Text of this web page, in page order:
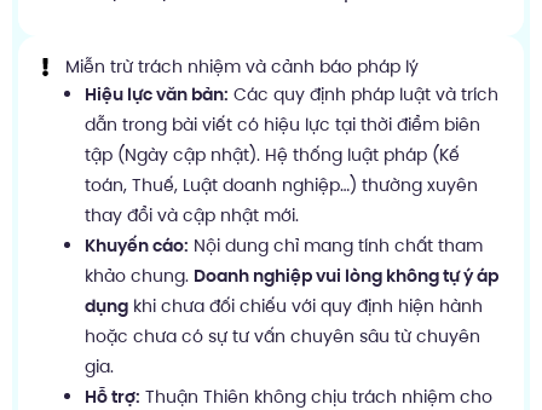
Miễn trừ trách nhiệm và cảnh báo pháp lý
Hiệu lực văn bản: Các quy định pháp luật và trích
dẫn trong bài viết có hiệu lực tại thời điểm biên
tập (Ngày cập nhật). Hệ thống luật pháp (Kế
toán, Thuế, Luật doanh nghiệp…) thường xuyên
thay đổi và cập nhật mới.
Khuyến cáo: Nội dung chỉ mang tính chất tham
khảo chung. Doanh nghiệp vui lòng không tự ý áp
dụng khi chưa đối chiếu với quy định hiện hành
hoặc chưa có sự tư vấn chuyên sâu từ chuyên
gia.
Hỗ trợ: Thuận Thiên không chịu trách nhiệm cho